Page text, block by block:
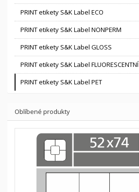
PRINT etikety S&K Label ECO
PRINT etikety S&K Label NONPERM
PRINT etikety S&K Label GLOSS
PRINT etikety S&K Label FLUORESCENTNÍ
PRINT etikety S&K Label PET
Oblíbené produkty